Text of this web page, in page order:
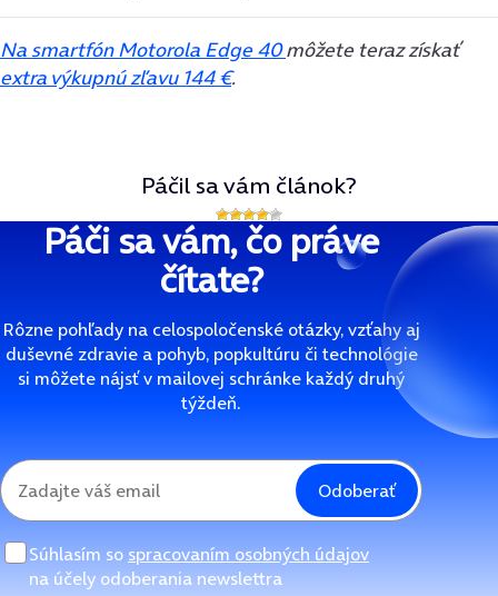
Na smartfón Motorola Edge 40môžete teraz získať
extra výkupnú zľavu 144 €.
Páčil sa vám článok?
Páči sa vám, čo práve
čítate?
Rôzne pohľady na celospoločenské otázky, vzťahy aj
duševné zdravie a pohyb, popkultúru či technológie
si môžete nájsť v mailovej schránke každý druhý
týždeň.
Odoberať
Súhlasím so spracovaním osobných údajov
na účely odoberania newslettra